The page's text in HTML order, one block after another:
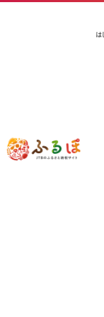
「ふるさと納税」TOP
コーヒー
ドリップ